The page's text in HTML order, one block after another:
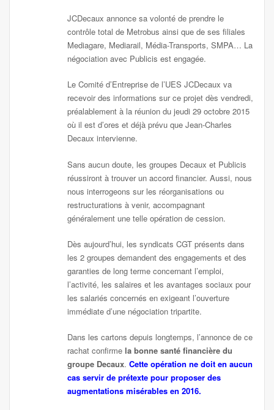
JCDecaux annonce sa volonté de prendre le
contrôle total de Metrobus ainsi que de ses filiales
Mediagare, Mediarail, Média-Transports, SMPA… La
négociation avec Publicis est engagée.
Le Comité d’Entreprise de l’UES JCDecaux va
recevoir des informations sur ce projet dès vendredi,
préalablement à la réunion du jeudi 29 octobre 2015
où il est d’ores et déjà prévu que Jean-Charles
Decaux intervienne.
Sans aucun doute, les groupes Decaux et Publicis
réussiront à trouver un accord financier. Aussi, nous
nous interrogeons sur les réorganisations ou
restructurations à venir, accompagnant
généralement une telle opération de cession.
Dès aujourd’hui, les syndicats CGT présents dans
les 2 groupes demandent des engagements et des
garanties de long terme concernant l’emploi,
l’activité, les salaires et les avantages sociaux pour
les salariés concernés en exigeant l’ouverture
immédiate d’une négociation tripartite.
Dans les cartons depuis longtemps, l’annonce de ce
rachat confirme la bonne santé financière du
groupe Decaux.Cette opération ne doit en aucun
cas servir de prétexte pour proposer des
augmentations misérables en 2016.